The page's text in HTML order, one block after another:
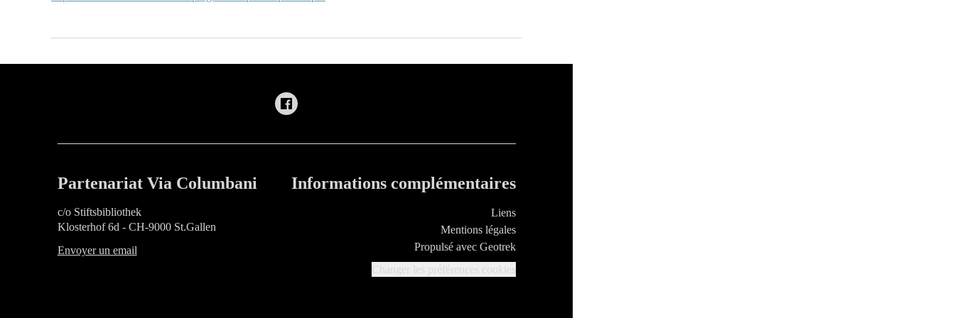
Partenariat Via Columbani
c/o Stiftsbibliothek
Klosterhof 6d - CH-9000 St.Gallen
Envoyer un email
Informations complémentaires
Liens
Mentions légales
Propulsé avec Geotrek
Changer les préférences cookies